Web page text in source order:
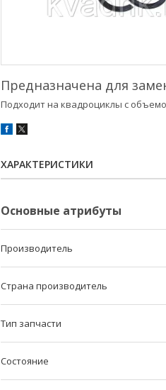
Предназначена для
Подходит на квадроциклы с
ХАРАКТЕРИСТИКИ
Основные атрибуты
Производитель
Страна производитель
Тип запчасти
Состояние